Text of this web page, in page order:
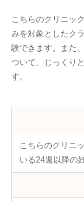
こちらのクリニッ
みを対象としたク
験できます。また
ついて、じっくり
す。
こちらのクリニ
いる24週以降の